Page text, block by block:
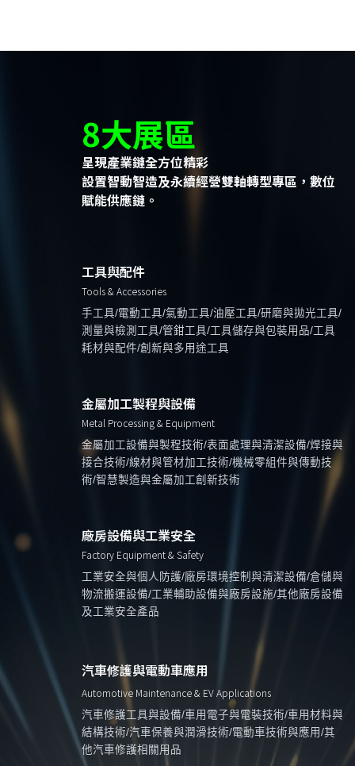
8大展區
呈現產業鏈全方位精彩
設置智動智造及永續經營雙軸轉型專區，數位
賦能供應鏈。
工具與配件
Tools & Accessories
手工具/電動工具/氣動工具/油壓工具/研磨與拋光工具/
測量與檢測工具/管鉗工具/工具儲存與包裝用品/工具
耗材與配件/創新與多用途工具
金屬加工製程與設備
Metal Processing & Equipment
金屬加工設備與製程技術/表面處理與清潔設備/焊接與
接合技術/線材與管材加工技術/機械零組件與傳動技
術/智慧製造與金屬加工創新技術
廠房設備與工業安全
Factory Equipment & Safety
工業安全與個人防護/廠房環境控制與清潔設備/倉儲與
物流搬運設備/工業輔助設備與廠房設施/其他廠房設備
及工業安全產品
汽車修護與電動車應用
Automotive Maintenance & EV Applications
汽車修護工具與設備/車用電子與電裝技術/車用材料與
結構技術/汽車保養與潤滑技術/電動車技術與應用/其
他汽車修護相關用品